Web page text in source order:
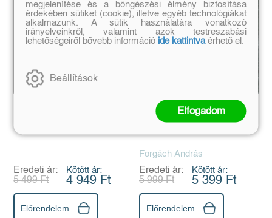
Eredeti ár:
5 499 Ft
Kötött ár:
4 949 Ft
Előrendelem
Papám
Forgách András
Eredeti ár:
5 999 Ft
Kötött ár:
5 399 Ft
Előrendelem
megjelenítése és a böngészési élmény biztosítása
érdekében sütiket (cookie), illetve egyéb technológiákat
alkalmazunk. A sütik használatára vonatkozó
irányelveinkről, valamint azok testreszabási
lehetőségeiről bővebb információ ide kattintvaérhető el.
Beállítások
Elfogadom